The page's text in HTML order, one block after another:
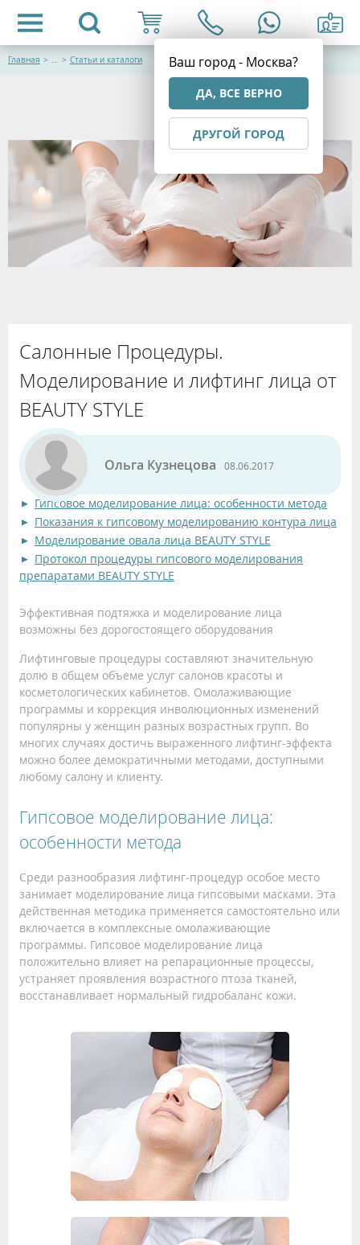
Ваш город - Москва?
ДА, ВСЕ ВЕРНО
ДРУГОЙ ГОРОД
Главная > ... > Статьи и каталоги
Салонные Процедуры.
Моделирование и лифтинг лица от
BEAUTY STYLE
Ольга Кузнецова 08.06.2017
Гипсовое моделирование лица: особенности метода
Показания к гипсовому моделированию контура лица
Моделирование овала лица BEAUTY STYLE
Протокол процедуры гипсового моделирования
препаратами BEAUTY STYLE
Эффективная подтяжка и моделирование лица
возможны без дорогостоящего оборудования
Лифтинговые процедуры составляют значительную
долю в общем объеме услуг салонов красоты и
косметологических кабинетов. Омолаживающие
программы и коррекция инволюционных изменений
популярны у женщин разных возрастных групп. Во
многих случаях достичь выраженного лифтинг-эффекта
можно более демократичными методами, доступными
любому салону и клиенту.
Гипсовое моделирование лица:
особенности метода
Среди разнообразия лифтинг-процедур особое место
занимает моделирование лица гипсовыми масками. Эта
действенная методика применяется самостоятельно или
включается в комплексные омолаживающие
программы. Гипсовое моделирование лица
положительно влияет на репарационные процессы,
устраняет проявления возрастного птоза тканей,
восстанавливает нормальный гидробаланс кожи.